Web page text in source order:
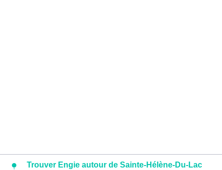
Trouver Engie autour de Sainte-Hélène-Du-Lac